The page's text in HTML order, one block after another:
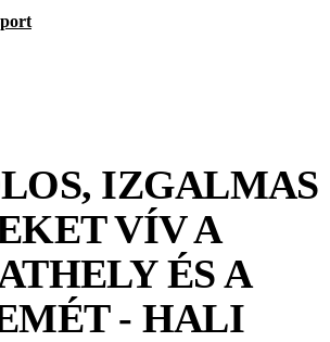
IZGALMAS
VÍV A
ÉS A
- HALI